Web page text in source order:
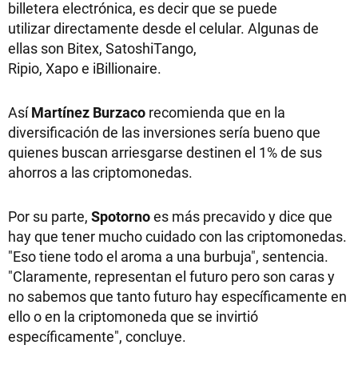
billetera electrónica, es decir que se puede
utilizar directamente desde el celular. Algunas de
ellas son Bitex, SatoshiTango,
Ripio, Xapo e iBillionaire.
AsíMartínez Burzaco recomienda que en la
diversificación de las inversiones sería bueno que
quienes buscan arriesgarse destinen el 1% de sus
ahorros a las criptomonedas.
Por su parte, Spotornoes más precavido y dice que
hay que tener mucho cuidado con las criptomonedas.
"Eso tiene todo el aroma a una burbuja", sentencia.
"Claramente, representan el futuro pero son caras y
no sabemos que tanto futuro hay específicamente en
ello o en la criptomoneda que se invirtió
específicamente", concluye.